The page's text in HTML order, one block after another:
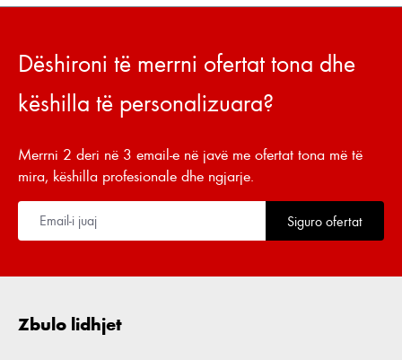
Dëshironi të merrni ofertat tona dhe
këshilla të personalizuara?
Merrni 2 deri në 3 email-e në javë me ofertat tona më të
mira, këshilla profesionale dhe ngjarje.
Siguro ofertat
Zbulo lidhjet